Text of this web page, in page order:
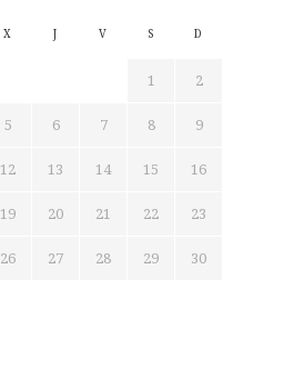
X J V S D
1 2
5 6 7 8 9
12 13 14 15 16
19 20 21 22 23
26 27 28 29 30